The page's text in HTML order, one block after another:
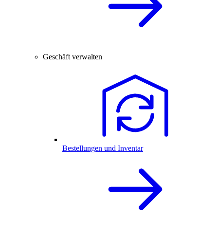
Geschäft verwalten
Bestellungen und Inventar